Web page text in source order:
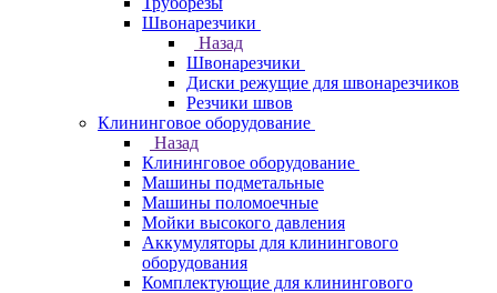
Швонарезчики
Назад
Швонарезчики
Диски режущие для швонарезчиков
Резчики швов
Клининговое оборудование
Назад
Клининговое оборудование
Машины подметальные
Машины поломоечные
Мойки высокого давления
Аккумуляторы для клинингового
оборудования
Комплектующие для клинингового